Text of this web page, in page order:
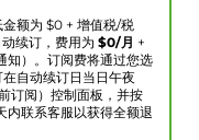
金额为 $0 + 增值税/税
动续订，费用为 $0/月 +
知）。订阅费将通过您选
自动续订日当日午夜
订阅）控制面板，并按
内联系客服以获得全额退